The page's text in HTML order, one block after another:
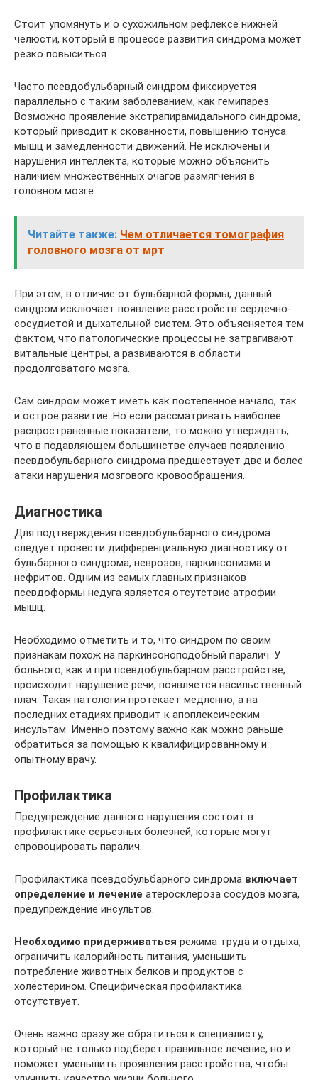
Стоит упомянуть и о сухожильном рефлексе нижней
челюсти, который в процессе развития синдрома может
резко повыситься.
Часто псевдобульбарный синдром фиксируется
параллельно с таким заболеванием, как гемипарез.
Возможно проявление экстрапирамидального синдрома,
который приводит к скованности, повышению тонуса
мышц и замедленности движений. Не исключены и
нарушения интеллекта, которые можно объяснить
наличием множественных очагов размягчения в
головном мозге.
Читайте также: Чем отличается томография
головного мозга от мрт
При этом, в отличие от бульбарной формы, данный
синдром исключает появление расстройств сердечно-
сосудистой и дыхательной систем. Это объясняется тем
фактом, что патологические процессы не затрагивают
витальные центры, а развиваются в области
продолговатого мозга.
Сам синдром может иметь как постепенное начало, так
и острое развитие. Но если рассматривать наиболее
распространенные показатели, то можно утверждать,
что в подавляющем большинстве случаев появлению
псевдобульбарного синдрома предшествует две и более
атаки нарушения мозгового кровообращения.
Диагностика
Для подтверждения псевдобульбарного синдрома
следует провести дифференциальную диагностику от
бульбарного синдрома, неврозов, паркинсонизма и
нефритов. Одним из самых главных признаков
псевдоформы недуга является отсутствие атрофии
мышц.
Необходимо отметить и то, что синдром по своим
признакам похож на паркинсоноподобный паралич. У
больного, как и при псевдобульбарном расстройстве,
происходит нарушение речи, появляется насильственный
плач. Такая патология протекает медленно, а на
последних стадиях приводит к апоплексическим
инсультам. Именно поэтому важно как можно раньше
обратиться за помощью к квалифицированному и
опытному врачу.
Профилактика
Предупреждение данного нарушения состоит в
профилактике серьезных болезней, которые могут
спровоцировать паралич.
Профилактика псевдобульбарного синдрома включает
определение и лечение атеросклероза сосудов мозга,
предупреждение инсультов.
Необходимо придерживаться режима труда и отдыха,
ограничить калорийность питания, уменьшить
потребление животных белков и продуктов с
холестерином. Специфическая профилактика
отсутствует.
Очень важно сразу же обратиться к специалисту,
который не только подберет правильное лечение, но и
поможет уменьшить проявления расстройства, чтобы